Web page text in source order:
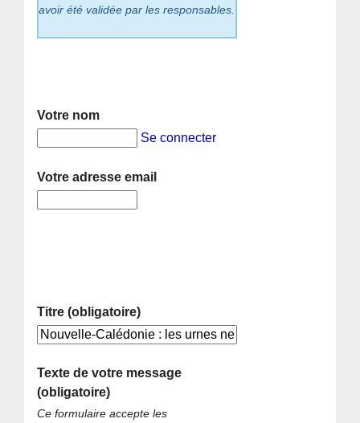
avoir été validée par les responsables.
Votre nom
Se connecter
Votre adresse email
Titre (obligatoire)
Texte de votre message
(obligatoire)
Ce formulaire accepte les